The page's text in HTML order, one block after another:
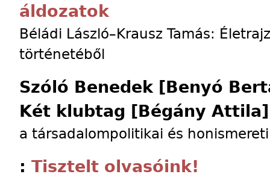
áldozatok
Béládi László–Krausz Tamás:
történetéből
Szóló Benedek [Benyó
Két klubtag [Bégány
a társadalompolitikai és
: Tisztelt olvasóink!